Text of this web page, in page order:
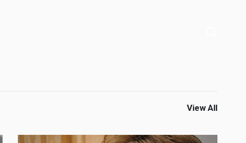
View All